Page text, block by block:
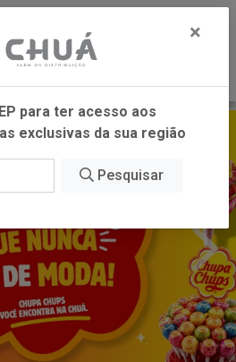
×
para ter acesso aos
exclusivas da sua região
Pesquisar